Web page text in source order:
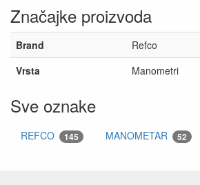
Značajke proizvoda
Brand
Refco
Vrsta
Manometri
Sve oznake
REFCO 145 MANOMETAR 52